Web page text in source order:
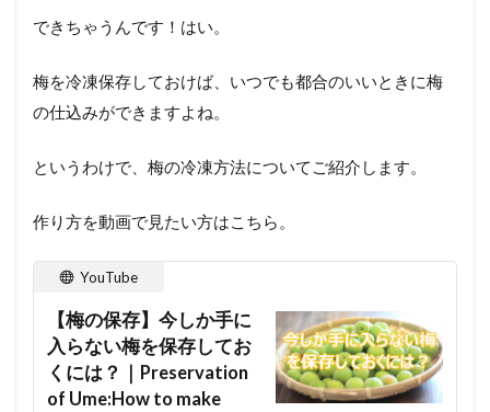
できちゃうんです！はい。
梅を冷凍保存しておけば、いつでも都合のいいときに梅
の仕込みができますよね。
というわけで、梅の冷凍方法についてご紹介します。
作り方を動画で見たい方はこちら。
YouTube
【梅の保存】今しか手に
入らない梅を保存してお
くには？｜Preservation
of Ume:How to make